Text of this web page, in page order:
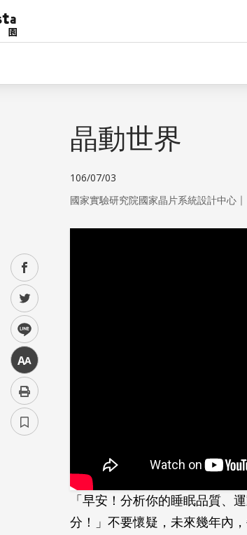
facebook
twitter
line
中
晶動世界
106/07/03
國家實驗研究院國家晶片系統設計中心 ｜
「早安！分析你的睡眠品質、
分！」不要懷疑，未來幾年內